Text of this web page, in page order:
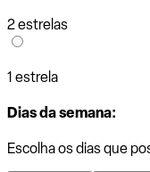
2 estrelas
1 estrela
Dias da semana:
Escolha os dias que